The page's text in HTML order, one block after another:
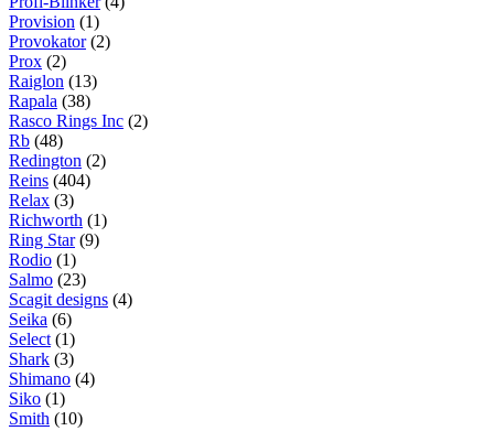
Provision (1)
Provokator(2)
Prox (2)
Raiglon (13)
Rapala (38)
Rasco Rings Inc (2)
Rb (48)
Redington (2)
Reins (404)
Relax (3)
Richworth (1)
Ring Star(9)
Rodio (1)
Salmo (23)
Scagit designs (4)
Seika (6)
Select (1)
Shark (3)
Shimano (4)
Siko (1)
Smith (10)